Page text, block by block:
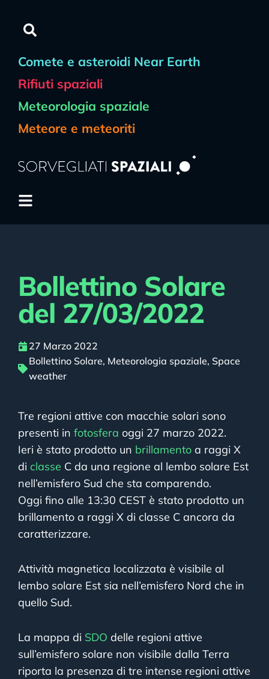
Comete e asteroidi Near Earth
Rifiuti spaziali
Meteorologia spaziale
Meteore e meteoriti
Bollettino Solare
del 27/03/2022
27 Marzo 2022
Bollettino Solare, Meteorologia spaziale, Space
weather
Tre regioni attive con macchie solari sono
presenti in fotosfera oggi 27 marzo 2022.
Ieri è stato prodotto un brillamento a raggi X
di classe C da una regione al lembo solare Est
nell’emisfero Sud che sta comparendo.
Oggi fino alle 13:30 CEST è stato prodotto un
brillamento a raggi X di classe C ancora da
caratterizzare.
Attività magnetica localizzata è visibile al
lembo solare Est sia nell’emisfero Nord che in
quello Sud.
La mappa di SDO delle regioni attive
sull’emisfero solare non visibile dalla Terra
riporta la presenza di tre intense regioni attive